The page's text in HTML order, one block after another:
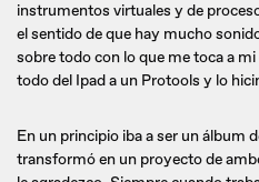
instrumentos virtuales y de
el sentido de que hay mucho
sobre todo con lo que me toca a
todo del Ipad a un Protools y lo
En un principio iba a ser un álbum
transformó en un proyecto de